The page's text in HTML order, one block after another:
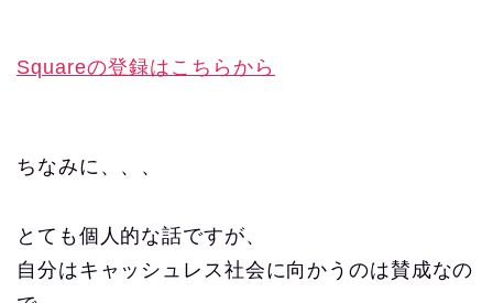
Squareの登録はこちらから
ちなみに、、、
とても個人的な話ですが、
自分はキャッシュレス社会に向かうのは賛成なの